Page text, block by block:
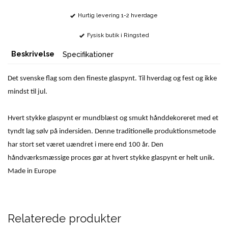
Hurtig levering 1-2 hverdage
Fysisk butik i Ringsted
Beskrivelse Specifikationer
Det svenske flag som den fineste glaspynt. Til hverdag og fest og ikke
mindst til jul.
Hvert stykke glaspynt er mundblæst og smukt hånddekoreret med et
tyndt lag sølv på indersiden. Denne traditionelle produktionsmetode
har stort set været uændret i mere end 100 år. Den
håndværksmæssige proces gør at hvert stykke glaspynt er helt unik.
Made in Europe
Relaterede produkter